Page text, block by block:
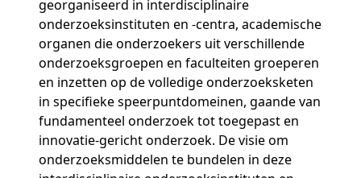
georganiseerd in interdisciplinaire
onderzoeksinstituten en -centra, academische
organen die onderzoekers uit verschillende
onderzoeksgroepen en faculteiten groeperen
en inzetten op de volledige onderzoeksketen
in specifieke speerpuntdomeinen, gaande van
fundamenteel onderzoek tot toegepast en
innovatie-gericht onderzoek. De visie om
onderzoeksmiddelen te bundelen in deze